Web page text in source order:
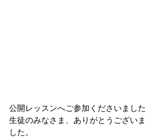
公開レッスンへご参加くださいました
生徒のみなさま、ありがとうございま
した。